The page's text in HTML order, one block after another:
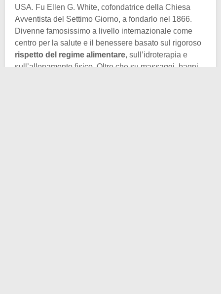
USA. Fu Ellen G. White, cofondatrice della Chiesa
Avventista del Settimo Giorno, a fondarlo nel 1866.
Divenne famosissimo a livello internazionale come
centro per la salute e il benessere basato sul rigoroso
rispetto del regime alimentare, sull’idroterapia e
sull’allenamento fisico. Oltre che su massaggi, bagni